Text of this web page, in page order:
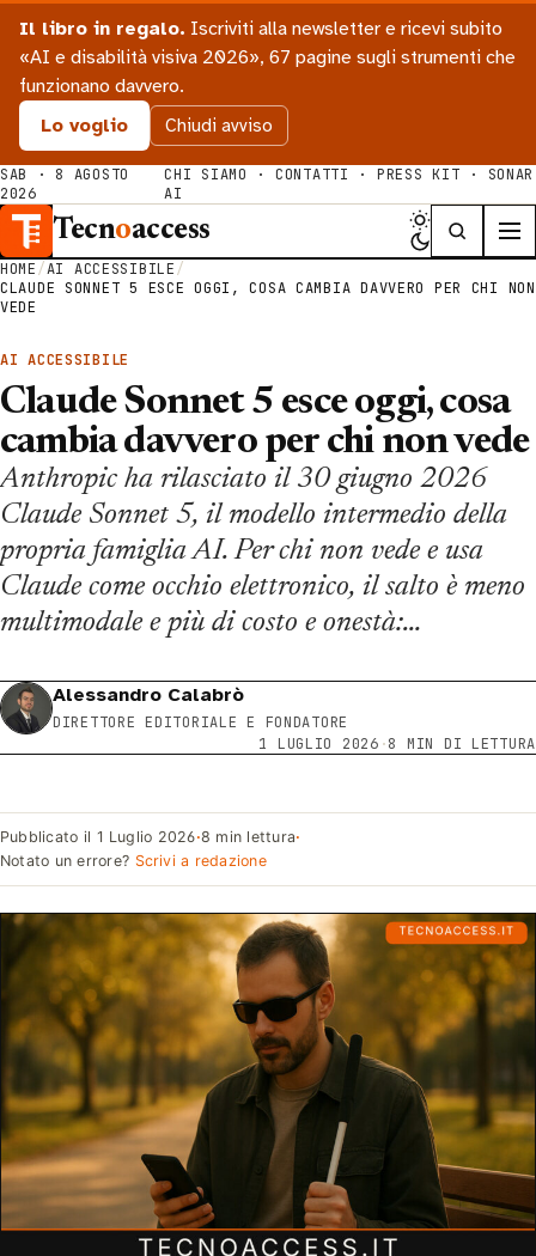
Il libro in regalo. Iscriviti alla newsletter e ricevi subito
«AI e disabilità visiva 2026», 67 pagine sugli strumenti che
funzionano davvero.
Lo voglio
Chiudi avviso
SAB · 8 AGOSTO
2026
CHI SIAMO · CONTATTI · PRESS KIT · SONAR
AI
Tecnoaccess
HOME/AI ACCESSIBILE/
CLAUDE SONNET 5 ESCE OGGI, COSA CAMBIA DAVVERO PER CHI NON
VEDE
AI ACCESSIBILE
Claude Sonnet 5 esce oggi, cosa
cambia davvero per chi non vede
Anthropic ha rilasciato il 30 giugno 2026
Claude Sonnet 5, il modello intermedio della
propria famiglia AI. Per chi non vede e usa
Claude come occhio elettronico, il salto è meno
multimodale e più di costo e onestà:…
Alessandro Calabrò
DIRETTORE EDITORIALE E FONDATORE
1 LUGLIO 2026 ·8 MIN DI LETTURA
Pubblicato il 1 Luglio 2026·8 min lettura·
Notato un errore? Scrivi a redazione